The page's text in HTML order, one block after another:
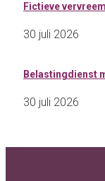
Fictieve
30 juli 2026
Belastingdienst
30 juli 2026